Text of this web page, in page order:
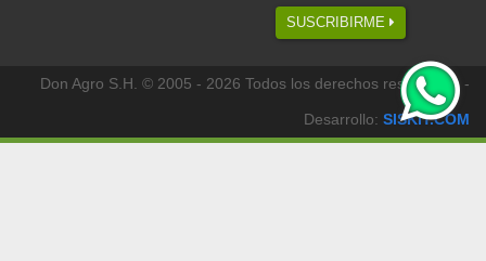
SUSCRIBIRME
Don Agro S.H. © 2005 - 2026 Todos los derechos reservados -
Desarrollo: SISKIT.COM